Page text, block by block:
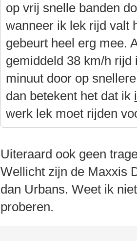
op vrij snelle banden
wanneer ik lek rijd valt
gebeurt heel erg mee.
gemiddeld 38 km/h
minuut door op
dan betekent het dat ik
werk lek moet rijden
Uiteraard ook geen
Wellicht zijn de Maxxis
dan Urbans. Weet ik
proberen.